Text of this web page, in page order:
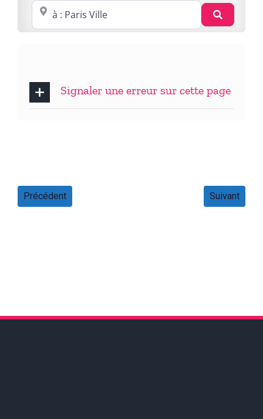
Proche de : ville, cp, lieu ...
Signaler une erreur sur cette page
Précédent Suivant